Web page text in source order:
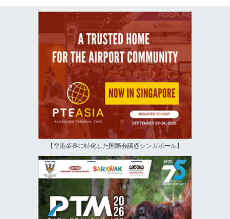
【空港業界に特化した国際会議@シンガポール】